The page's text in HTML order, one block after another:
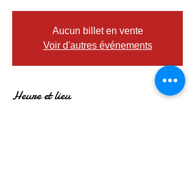
Aucun billet en vente
Voir d'autres événements
Heure et lieu